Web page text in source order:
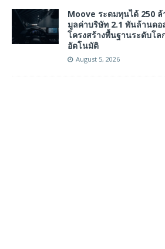
Moove ระดมทุนได้ 250
มูลค่าบริษัท 2.1 พันล้านดอ
โครงสร้างพื้นฐานระดับโ
อัตโนมัติ
August 5, 2026